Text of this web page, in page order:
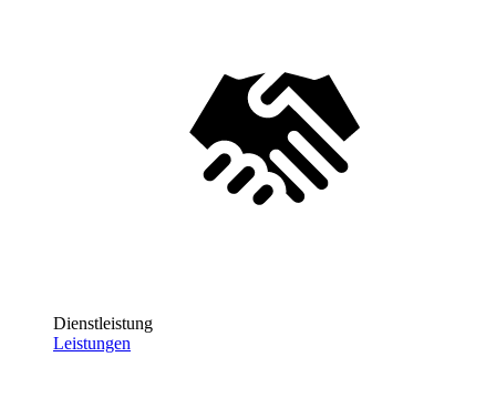
Dienstleistung
Leistungen